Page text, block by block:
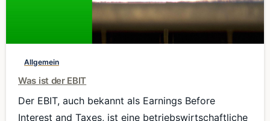
0
Allgemein
Was ist der EBIT
Der EBIT, auch bekannt als Earnings Before
Interest and Taxes, ist eine betriebswirtschaftliche